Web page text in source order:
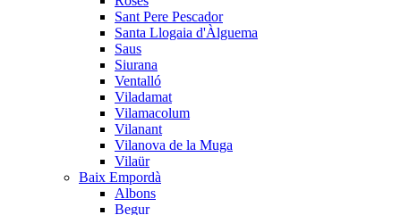
Sant Pere Pescador
Santa Llogaia d'Àlguema
Saus
Siurana
Ventalló
Viladamat
Vilamacolum
Vilanant
Vilanova de la Muga
Vilaür
Baix Empordà
Albons
Begur